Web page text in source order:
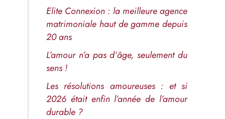
Elite Connexion : la meilleure agence
matrimoniale haut de gamme depuis
20 ans
L’amour n’a pas d’âge, seulement du
sens !
Les résolutions amoureuses : et si
2026 était enfin l’année de l’amour
durable ?